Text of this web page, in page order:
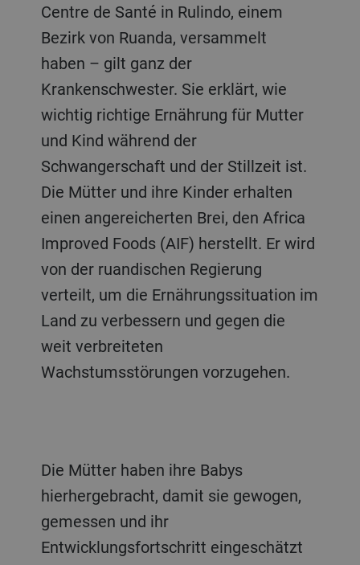
Centre de Santé in Rulindo, einem
Bezirk von Ruanda, versammelt
haben – gilt ganz der
Krankenschwester. Sie erklärt, wie
wichtig richtige Ernährung für Mutter
und Kind während der
Schwangerschaft und der Stillzeit ist.
Die Mütter und ihre Kinder erhalten
einen angereicherten Brei, den Africa
Improved Foods (AIF) herstellt. Er wird
von der ruandischen Regierung
verteilt, um die Ernährungssituation im
Land zu verbessern und gegen die
weit verbreiteten
Wachstumsstörungen vorzugehen.
Die Mütter haben ihre Babys
hierhergebracht, damit sie gewogen,
gemessen und ihr
Entwicklungsfortschritt eingeschätzt